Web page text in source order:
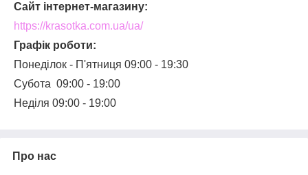
Сайт інтернет-магазину:
https://krasotka.com.ua/ua/
Графік роботи:
Понеділок - П'ятниця 09:00 - 19:30
Субота 09:00 - 19:00
Неділя 09:00 - 19:00
Про нас